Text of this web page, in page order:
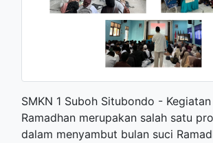
SMKN 1 Suboh Situbondo -
Ramadhan merupakan salah satu
dalam menyambut bulan suci